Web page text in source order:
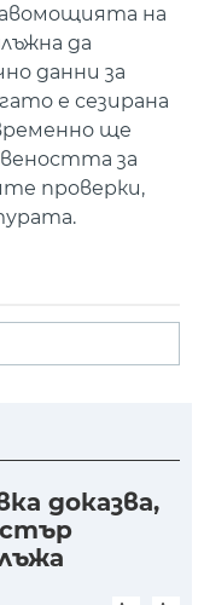
на
да
данни за
е сезирана
ще
за
проверки,
доказва,